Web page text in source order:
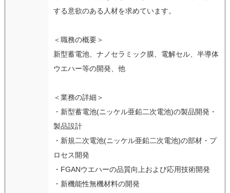
する意欲のある人材を求めています。
＜職務の概要＞
新型蓄電池、ナノセラミック膜、電解セル、半導体
ウエハー等の開発、他
＜業務の詳細＞
・新型蓄電池(ニッケル亜鉛二次電池)の製品開発・
製品設計
・新規二次電池(ニッケル亜鉛二次電池)の部材・プ
ロセス開発
・FGANウエハーの品質向上および応用技術開発
・新機能性無機材料の開発